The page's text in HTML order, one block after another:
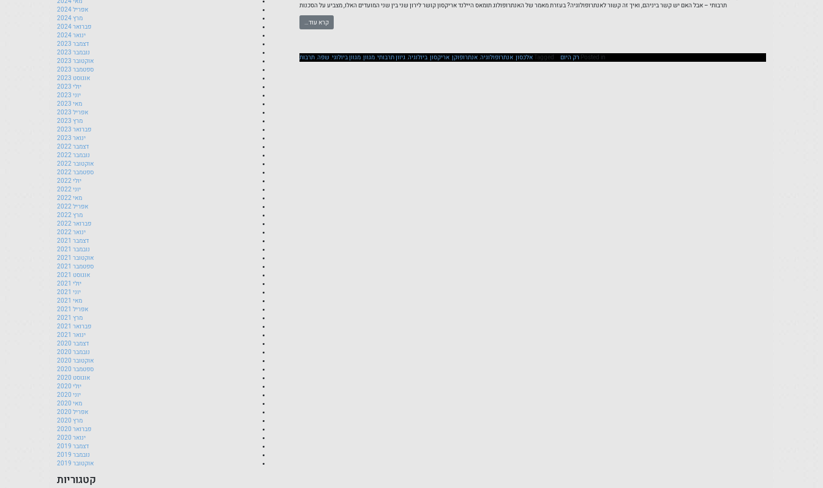
תרבותי – אבל האם יש קשר ביניהם, ואיך זה קשור לאנתרופולוגיה? בעזרת מאמר של האנתרופולוג תומאס היילנד אריקסון קושר לירון שני בין שני המועדים האלו, מצביע על הסכנות
קרא עוד…
Posted in רק היום Taggedאלכסון אנתרופולוגיה אנתרופוקן אריקסון ביולוגיה גיוון תרבותי מגוון מגוון ביולוגי שפה תרבות
אפריל 2024
מרץ 2024
פברואר 2024
ינואר 2024
דצמבר 2023
נובמבר 2023
אוקטובר 2023
ספטמבר 2023
אוגוסט 2023
יולי 2023
יוני 2023
מאי 2023
אפריל 2023
מרץ 2023
פברואר 2023
ינואר 2023
דצמבר 2022
נובמבר 2022
אוקטובר 2022
ספטמבר 2022
יולי 2022
יוני 2022
מאי 2022
אפריל 2022
מרץ 2022
פברואר 2022
ינואר 2022
דצמבר 2021
נובמבר 2021
אוקטובר 2021
ספטמבר 2021
אוגוסט 2021
יולי 2021
יוני 2021
מאי 2021
אפריל 2021
מרץ 2021
פברואר 2021
ינואר 2021
דצמבר 2020
נובמבר 2020
אוקטובר 2020
ספטמבר 2020
אוגוסט 2020
יולי 2020
יוני 2020
מאי 2020
אפריל 2020
מרץ 2020
פברואר 2020
ינואר 2020
דצמבר 2019
נובמבר 2019
אוקטובר 2019
קטגוריות